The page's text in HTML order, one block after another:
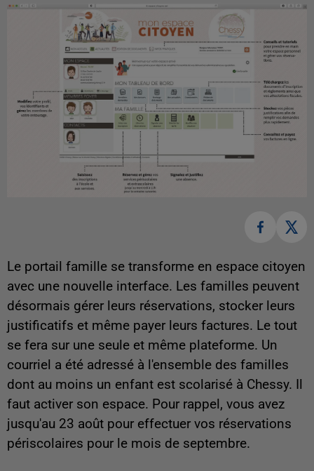
Le portail famille se transforme en espace citoyen
avec une nouvelle interface. Les familles peuvent
désormais gérer leurs réservations, stocker leurs
justificatifs et même payer leurs factures. Le tout
se fera sur une seule et même plateforme. Un
courriel a été adressé à l'ensemble des familles
dont au moins un enfant est scolarisé à Chessy. Il
faut activer son espace. Pour rappel, vous avez
jusqu'au 23 août pour effectuer vos réservations
périscolaires pour le mois de septembre.